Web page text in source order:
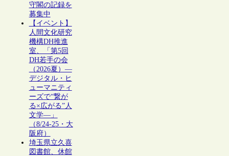
守閣の記録を
募集中
【イベント】
人間文化研究
機構DH推進
室、「第5回
DH若手の会
（2026夏）―
デジタル・ヒ
ューマニティ
ーズで“繋が
る×広がる”人
文学―」
（8/24-25・大
阪府）
埼玉県立久喜
図書館、休館